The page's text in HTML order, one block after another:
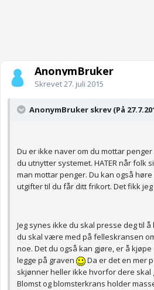
AnonymBruker
Skrevet27. juli 2015
AnonymBruker skrev (På
Du er ikke naver om du mottar
du utnytter systemet. HATER når folk
man mottar penger. Du kan også
utgifter til du får ditt frikort. Det fikk jeg
Jeg synes ikke du skal presse deg til
du skal være med på felleskransen
noe. Det du også kan gjøre, er å
legge på graven
Da er det en mer
skjønner heller ikke hvorfor dere skal
Blomst og blomsterkrans holder